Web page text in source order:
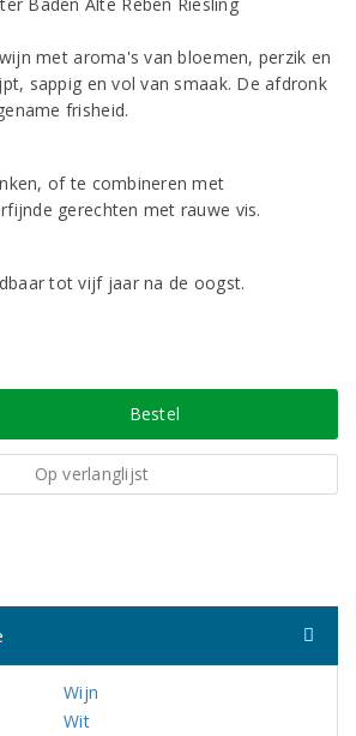
met aroma's van bloemen, perzik en
sappig en vol van smaak. De afdronk
frisheid.
of te combineren met
gerechten met rauwe vis.
tot vijf jaar na de oogst.
Bestel
Op verlanglijst
Wijn
Wit